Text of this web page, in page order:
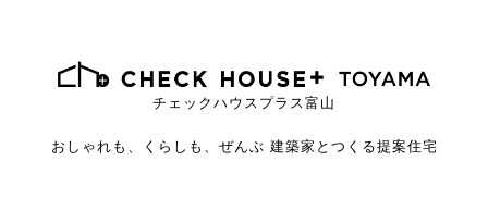
チェックハウスプラス富山
おしゃれも、くらしも、ぜんぶ 建築家とつくる提案住宅